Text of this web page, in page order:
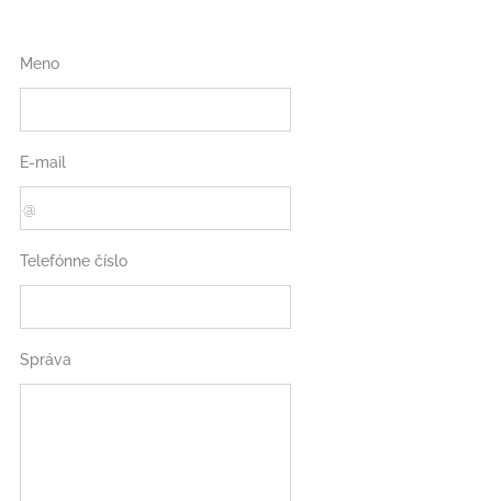
Meno
E-mail
Telefónne číslo
Správa